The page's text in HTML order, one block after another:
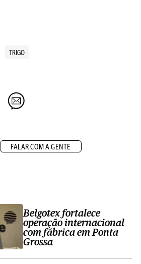
TRIGO
FALAR COM A GENTE
Belgotex fortalece
operação internacional
com fábrica em Ponta
Grossa